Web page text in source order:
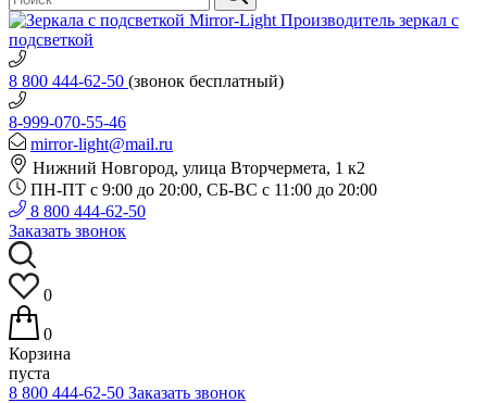
Производитель зеркал с
подсветкой
8 800 444-62-50 (звонок бесплатный)
8-999-070-55-46
mirror-light@mail.ru
Нижний Новгород, улица Вторчермета, 1 к2
ПН-ПТ с 9:00 до 20:00, СБ-ВС с 11:00 до 20:00
8 800 444-62-50
Заказать звонок
0
0
Корзина
пуста
8 800 444-62-50 Заказать звонок